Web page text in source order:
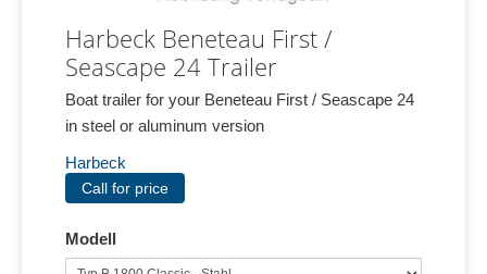
Harbeck Beneteau First /
Seascape 24 Trailer
Boat trailer for your Beneteau First / Seascape 24
in steel or aluminum version
Harbeck
Call for price
Modell